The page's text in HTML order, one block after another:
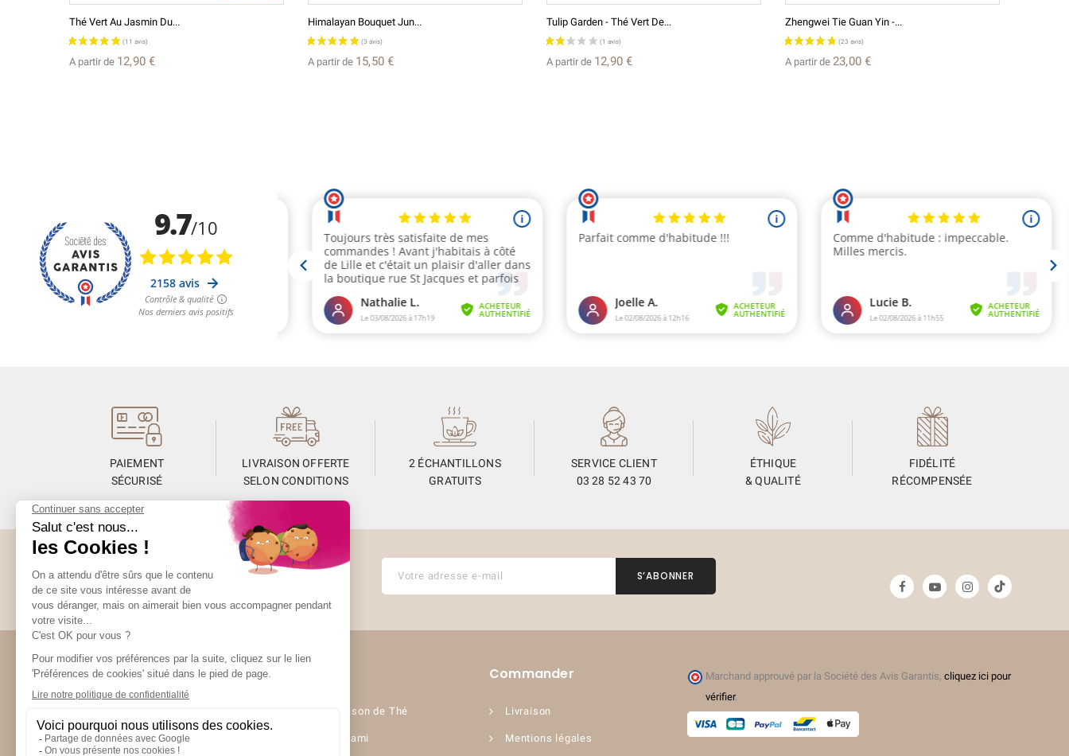
(2 avis)
Thé Vert Au Jasmin Du...
A partir de 12,90 €
Himalayan Bouquet Jun...
A partir de 15,50 €
Tulip Garden - Thé Vert De...
A partir de 12,90 €
Zhengwei Tie Guan Yin -...
A partir de 23,00 €
PAIEMENT
SÉCURISÉ
LIVRAISON OFFERTE
SELON CONDITIONS
2 ÉCHANTILLONS
GRATUITS
SERVICE CLIENT
03 28 52 43 70
ÉTHIQUE
& QUALITÉ
FIDÉLITÉ
RÉCOMPENSÉE
Abonnez-vous à la Newsletter
Restez informés de toute l’actualité Unami
UNAMI Maison de Thé
Ateliers Unami
Commander
Livraison
Mentions légales
Marchand approuvé par la Société des Avis Garantis, cliquez ici pour
vérifier.